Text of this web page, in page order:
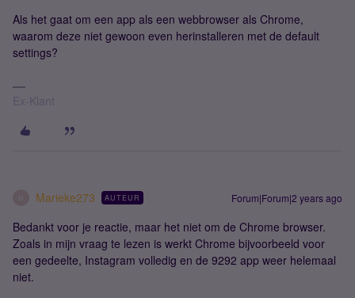
Als het gaat om een app als een webbrowser als Chrome,
waarom deze niet gewoon even herinstalleren met de default
settings?
Ex-Klant
Marieke273 AUTEUR Forum|Forum|2 years ago
Bedankt voor je reactie, maar het niet om de Chrome browser.
Zoals in mijn vraag te lezen is werkt Chrome bijvoorbeeld voor
een gedeelte, Instagram volledig en de 9292 app weer helemaal
niet.